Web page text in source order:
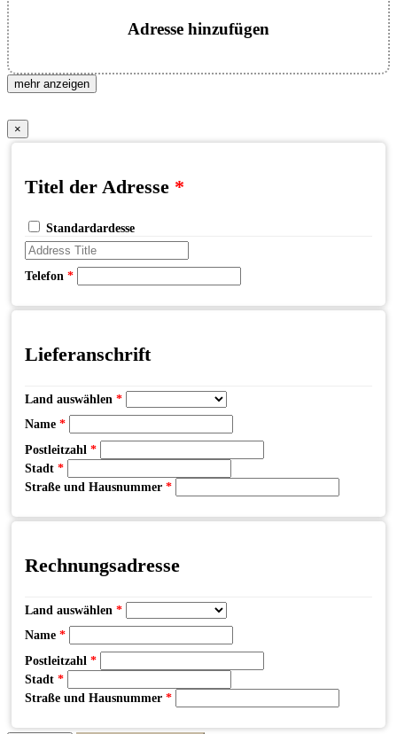
Adresse hinzufügen
mehr anzeigen
×
Titel der Adresse *
Standardardesse
Telefon *
Lieferanschrift
Land auswählen *
Name *
Postleitzahl *
Stadt *
Straße und Hausnummer *
Rechnungsadresse
Land auswählen *
Name *
Postleitzahl *
Stadt *
Straße und Hausnummer *